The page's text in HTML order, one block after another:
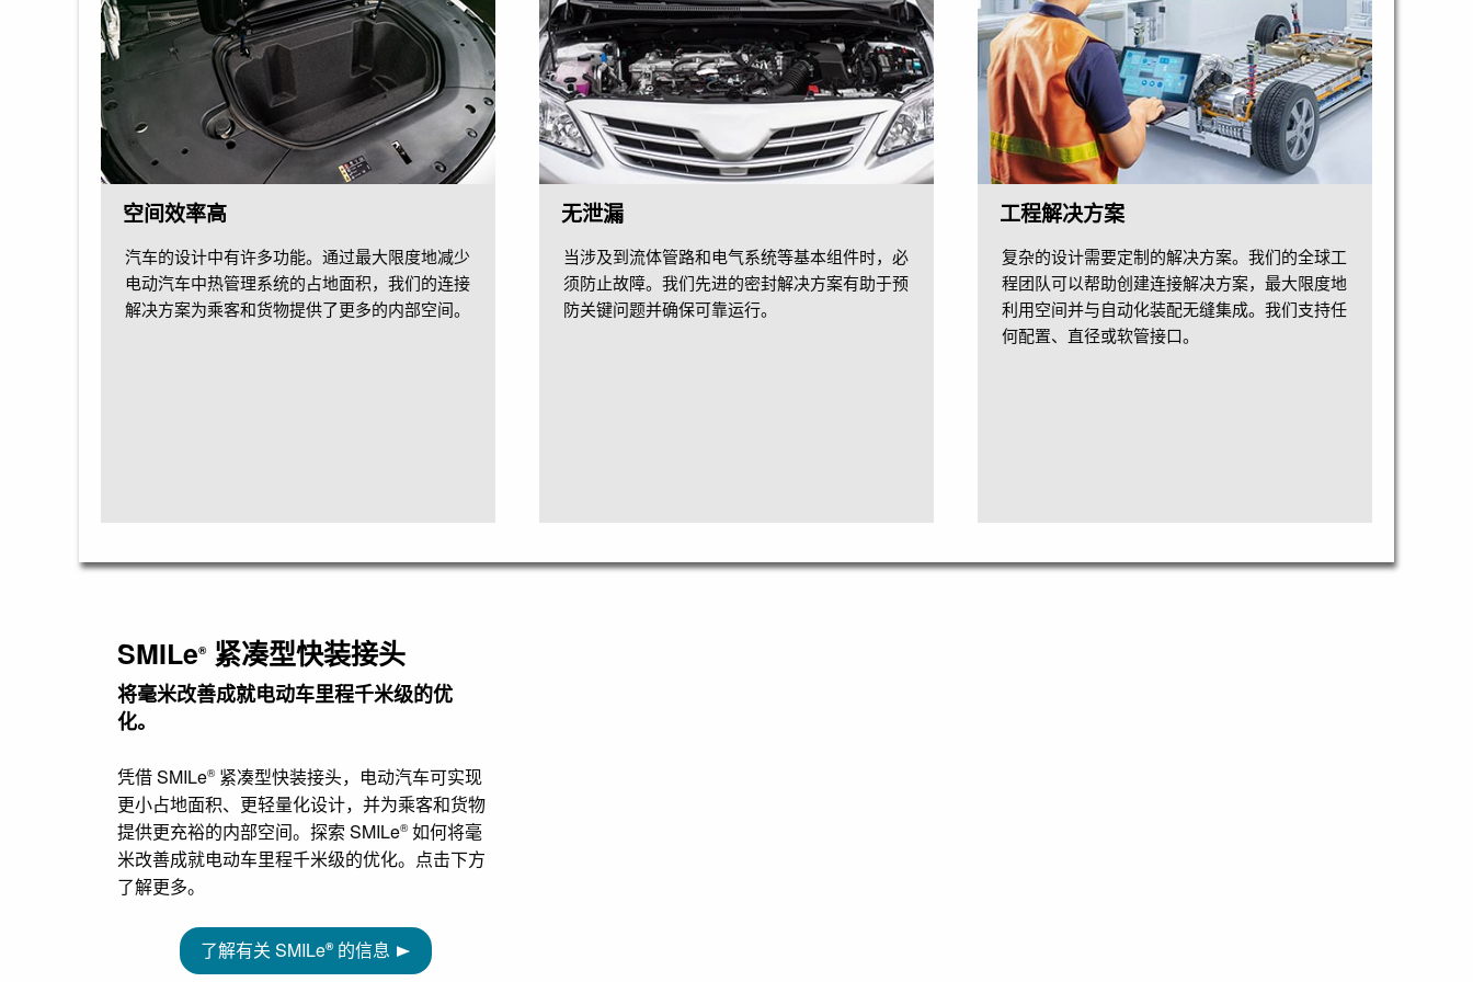
空间效率高
汽车的设计中有许多功能。通过最大限度地减少
电动汽车中热管理系统的占地面积，我们的连接
解决方案为乘客和货物提供了更多的内部空间。
无泄漏
当涉及到流体管路和电气系统等基本组件时，必
须防止故障。我们先进的密封解决方案有助于预
防关键问题并确保可靠运行。
工程解决方案
复杂的设计需要定制的解决方案。我们的全球工
程团队可以帮助创建连接解决方案，最大限度地
利用空间并与自动化装配无缝集成。我们支持任
何配置、直径或软管接口。
SMILe®紧凑型快装接头
将毫米改善成就电动车里程千米级的优
化。
凭借 SMILe®紧凑型快装接头，电动汽车可实现
更小占地面积、更轻量化设计，并为乘客和货物
提供更充裕的内部空间。探索 SMILe®如何将毫
米改善成就电动车里程千米级的优化。点击下方
了解更多。
了解有关 SMILe®的信息